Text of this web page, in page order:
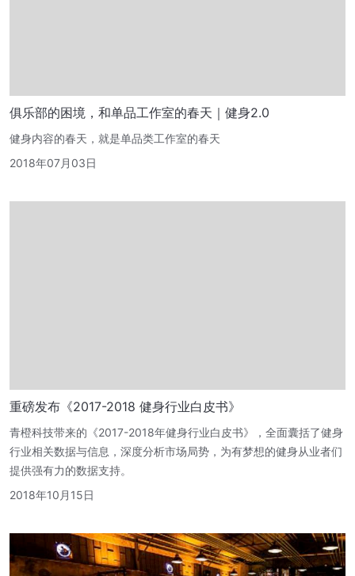
俱乐部的困境，和单品工作室的春天｜健身2.0
健身内容的春天，就是单品类工作室的春天
2018年07月03日
重磅发布《2017-2018 健身行业白皮书》
青橙科技带来的《2017-2018年健身行业白皮书》，全面囊括了健身
行业相关数据与信息，深度分析市场局势，为有梦想的健身从业者们
提供强有力的数据支持。
2018年10月15日